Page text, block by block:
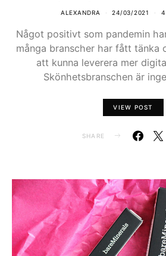
ALEXANDRA 24/03/2021 4
Något positivt som pandemin
många branscher har fått tänka
att kunna leverera mer
Skönhetsbranschen är
VIEW POST
SHARE